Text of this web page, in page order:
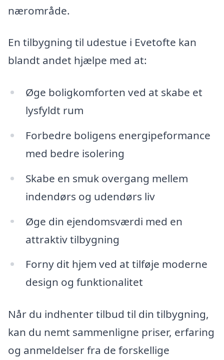
nærområde.
En tilbygning til udestue i Evetofte kan
blandt andet hjælpe med at:
Øge boligkomforten ved at skabe et
lysfyldt rum
Forbedre boligens energipeformance
med bedre isolering
Skabe en smuk overgang mellem
indendørs og udendørs liv
Øge din ejendomsværdi med en
attraktiv tilbygning
Forny dit hjem ved at tilføje moderne
design og funktionalitet
Når du indhenter tilbud til din tilbygning,
kan du nemt sammenligne priser, erfaring
og anmeldelser fra de forskellige